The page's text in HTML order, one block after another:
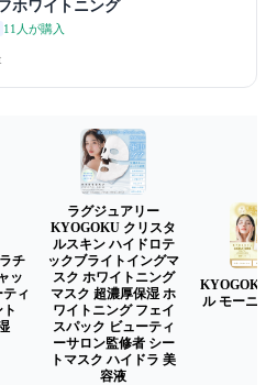
ホワイトニング
11人が購入
チ
ッ
ィ
ト
ラグジュアリー
KYOGOKU クリスタ
ルスキン ハイドロテ
ックブライトイングマ
スク ホワイトニング
マスク 超濃厚保湿 ホ
ワイトニング フェイ
スパック ビューティ
ーサロン監修者 シー
トマスク ハイドラ 美
容液
ル モーニ